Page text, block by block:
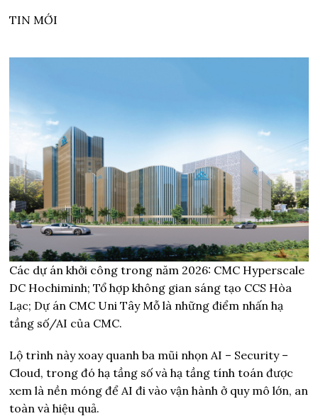
TIN MỚI
Các dự án khởi công trong năm 2026: CMC Hyperscale
DC Hochiminh; Tổ hợp không gian sáng tạo CCS Hòa
Lạc; Dự án CMC Uni Tây Mỗ là những điểm nhấn hạ
tầng số/AI của CMC.
Lộ trình này xoay quanh ba mũi nhọn AI – Security –
Cloud, trong đó hạ tầng số và hạ tầng tính toán được
xem là nền móng để AI đi vào vận hành ở quy mô lớn, an
toàn và hiệu quả.